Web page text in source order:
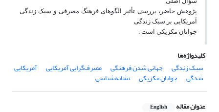
پژوهش حاضر، بررسی تأثیر الگوهای فرهنگ مصرفی و سبک زندگی
آمریکایی بر سبک زندگی
جوانان مکزیکی است .
کلیدواژه‌ها
سبک زندگی
جهانی شدن فرهنگی مصرف‌گرایی آمریکایی آمریکایی
شدگی جوانان مکزیکی نشانه‌شناسی
عنوان مقاله English